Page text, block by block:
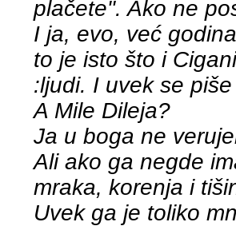
plačete". Ako ne
I ja, evo, već
to je isto što i
:ljudi. I uvek se
A Mile Dileja?
Ja u boga ne
Ali ako ga negde
mraka, korenja i
Uvek ga je toliko